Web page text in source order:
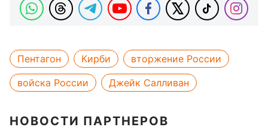
Пентагон Кирби
вторжение России
войска России
Джейк Салливан
НОВОСТИ ПАРТНЕРОВ